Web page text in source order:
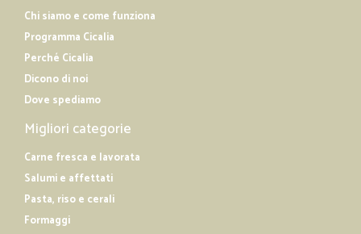
Chi siamo e come funziona
Programma Cicalia
Perché Cicalia
Dicono di noi
Dove spediamo
Migliori categorie
Carne fresca e lavorata
Salumi e affettati
Pasta, riso e cerali
Formaggi